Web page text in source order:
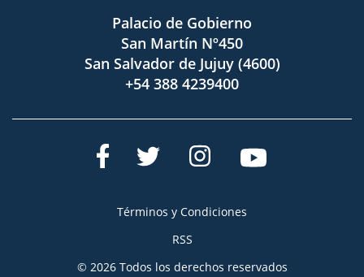
Palacio de Gobierno
San Martín Nº450
San Salvador de Jujuy (4600)
+54 388 4239400
Términos y Condiciones
RSS
© 2026 Todos los derechos reservados